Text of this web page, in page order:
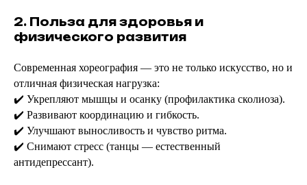
2. Польза для здоровья и
физического развития
Современная хореография — это не только искусство, но и
отличная физическая нагрузка:
✔️ Укрепляют мышцы и осанку (профилактика сколиоза).
✔️ Развивают координацию и гибкость.
✔️ Улучшают выносливость и чувство ритма.
✔️ Снимают стресс (танцы — естественный
антидепрессант).